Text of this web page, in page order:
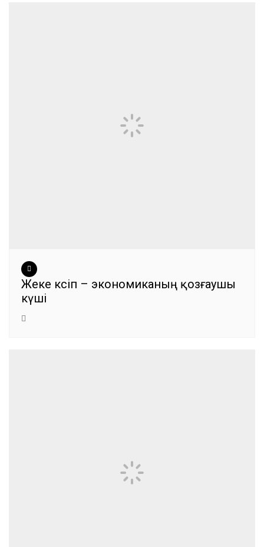
Жеке кәсіп – экономиканың қозғаушы
күші